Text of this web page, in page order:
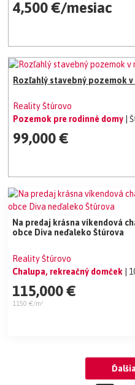
4,500 €/mesiac
Rozľahlý stavebný pozemok
Reality Štúrovo
Pozemok pre rodinné domy
|
99,000 €
Na predaj krásna víkendová
obce Diva neďaleko Štúrova
Reality Štúrovo
Chalupa, rekreačný domček
|
115,000 €
1150 €/m²